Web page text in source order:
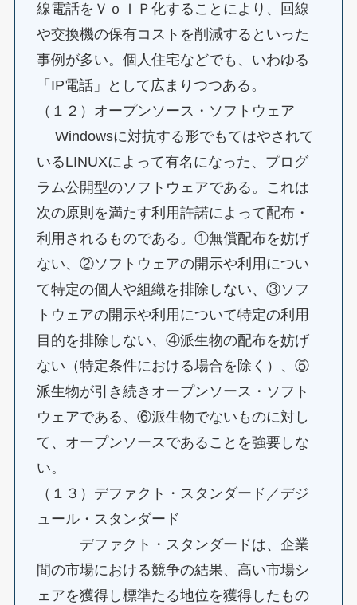
線電話をＶｏＩＰ化することにより、回線
や交換機の保有コストを削減するといった
事例が多い。個人住宅などでも、いわゆる
「IP電話」として広まりつつある。
（１２）オープンソース・ソフトウェア
Windowsに対抗する形でもてはやされて
いるLINUXによって有名になった、プログ
ラム公開型のソフトウェアである。これは
次の原則を満たす利用許諾によって配布・
利用されるものである。①無償配布を妨げ
ない、②ソフトウェアの開示や利用につい
て特定の個人や組織を排除しない、③ソフ
トウェアの開示や利用について特定の利用
目的を排除しない、④派生物の配布を妨げ
ない（特定条件における場合を除く）、⑤
派生物が引き続きオープンソース・ソフト
ウェアである、⑥派生物でないものに対し
て、オープンソースであることを強要しな
い。
（１３）デファクト・スタンダード／デジ
ュール・スタンダード
デファクト・スタンダードは、企業
間の市場における競争の結果、高い市場シ
ェアを獲得し標準たる地位を獲得したもの